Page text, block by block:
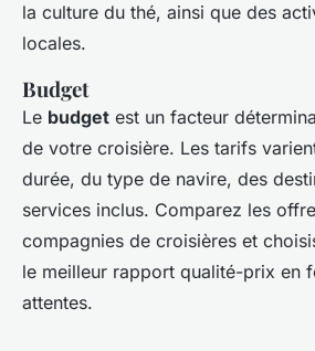
la culture du thé, ainsi que des
locales.
Budget
Le budget est un facteur
de votre croisière. Les tarifs
durée, du type de navire, des
services inclus. Comparez les
compagnies de croisières et
le meilleur rapport qualité-prix en
attentes.